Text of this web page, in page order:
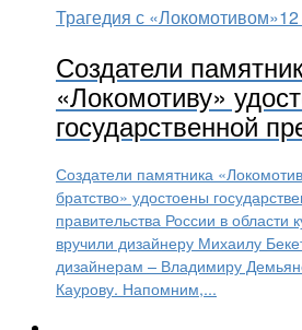
Трагедия с «Локомотивом»
Создатели
«Локомотиву»
государственной
Создатели памятника
братство» удостоены
правительства России в области
вручили дизайнеру Михаилу
дизайнерам – Владимиру
Каурову. Напомним,...